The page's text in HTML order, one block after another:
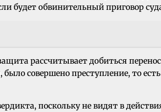
будет обвинительный приговор
рассчитывает добиться
совершено преступление, то
поскольку не видят в